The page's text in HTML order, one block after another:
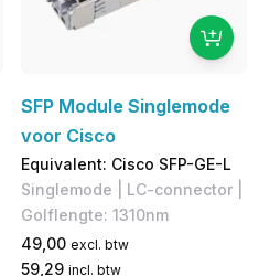
SFP Module Singlemode
voor Cisco
Equivalent: Cisco SFP-GE-L
Singlemode | LC-connector |
Golflengte: 1310nm
49,00 excl. btw
59,29 incl. btw